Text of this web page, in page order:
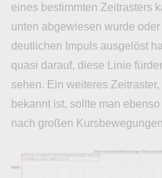
eines bestimmten Zeitrasters
unten abgewiesen wurde
deutlichen Impuls ausgelöst
quasi darauf, diese Linie
sehen. Ein weiteres
bekannt ist, sollte man
nach großen